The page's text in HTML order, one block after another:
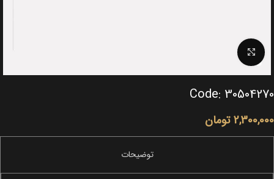
Click to enlarge
Code: 30504270
2,300,000 تومان